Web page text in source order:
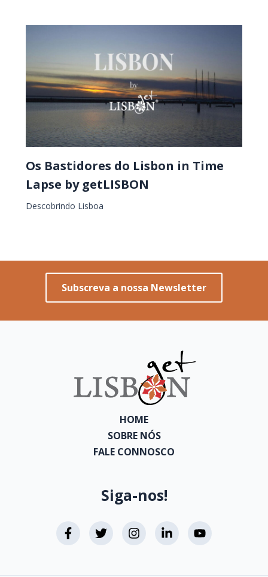
Os Bastidores do Lisbon in Time
Lapse by getLISBON
Descobrindo Lisboa
Subscreva a nossa Newsletter
HOME
SOBRE NÓS
FALE CONNOSCO
Siga-nos!